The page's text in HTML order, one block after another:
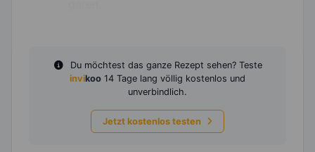
Du möchtest das ganze Rezept sehen? Teste
invikoo 14 Tage lang völlig kostenlos und
unverbindlich.
Jetzt kostenlos testen